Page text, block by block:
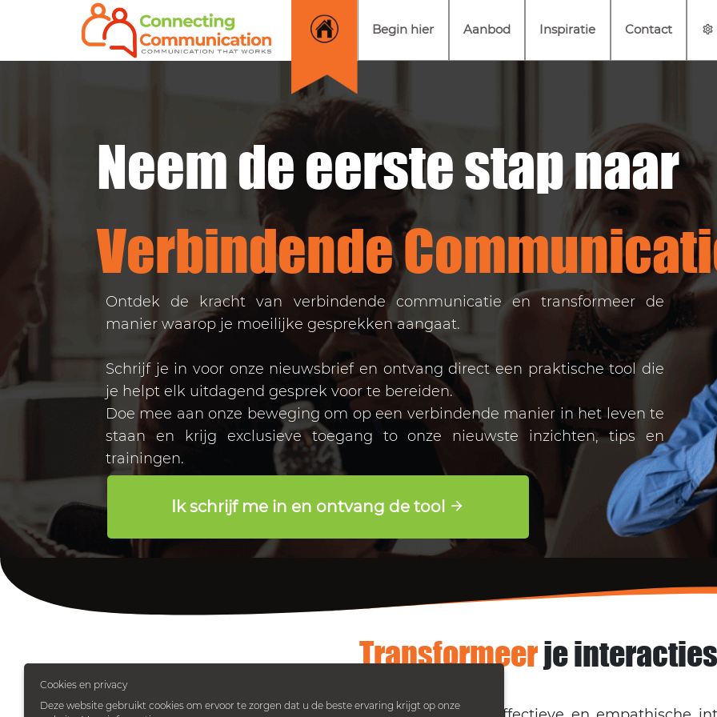
Begin hier Aanbod Inspiratie Contact
Neem de eerste stap naar
Verbindende
Ontdek de kracht van verbindende communicatie en transformeer de
manier waarop je moeilijke gesprekken aangaat.
Schrijf je in voor onze nieuwsbrief en ontvang direct een praktische tool die
je helpt elk uitdagend gesprek voor te bereiden.
Doe mee aan onze beweging om op een verbindende manier in het leven te
staan en krijg exclusieve toegang to onze nieuwste inzichten, tips en
trainingen.
Ik schrijf me in en ontvang de tool
Transformeerje interacties
Cookies en privacy
Deze website gebruikt cookies om ervoor te zorgen dat u de beste ervaring krijgt op onze